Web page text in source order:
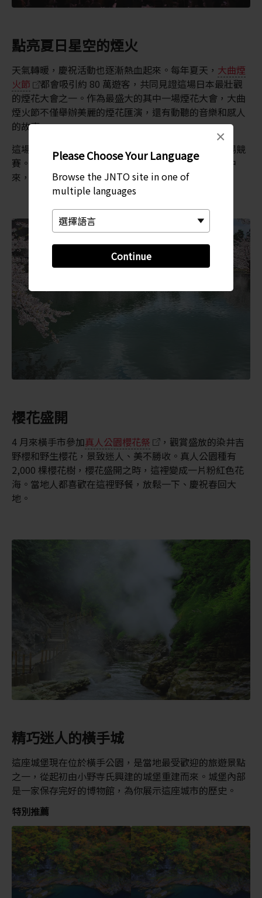
Please Choose Your Language
Browse the JNTO site in one of
multiple languages
Continue
×
點亮夏日星空的煙火
天氣轉暖，慶祝活動也逐漸熱血起來。每年夏天， 大曲煙
火節
都會吸引約 80 萬遊客，共同見證這場日本最壯觀
的煙花大會之一。作為最盛大的其中一場煙花大會，大曲
煙火節不僅舉辦美麗的煙花匯演，還有動聽的音樂和感人
的故事。
這場活動不僅僅是一場色彩斑斕的煙花匯演，更是一場競
賽。來自日本各地的煙花隊會紛紛來參與到這個節日中
來，百家爭豔。
櫻花盛開
4 月來橫手市參加真人公園櫻花祭
，觀賞盛放的染井吉
野櫻和野生櫻花，景致迷人、美不勝收。真人公園種有
2,000 棵櫻花樹，櫻花盛開之時，這裡變成一片粉紅色花
海。當地人都喜歡在這裡野餐，放鬆一下、慶祝春回大
地。
精巧迷人的橫手城
這座城堡現在位於橫手公園，是當地最受歡迎的旅遊景點
之一，從起初由小野寺氏興建的城堡重建而來。城堡內部
是一家保存完好的博物館，為你展示這座城市的歷史。
特別推薦